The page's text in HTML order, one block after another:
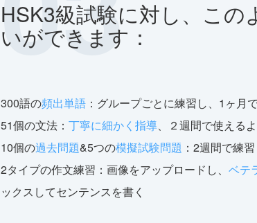
HSK3級試験に対し、この
いができます：
300語の頻出単語 ：グループごとに練習し、1ヶ月
51個の文法： 丁寧に細かく指導、２週間で使える
10個の過去問題&5つの模擬試験問題 ：2週間で練
2タイプの作文練習：画像をアップロードし、 ベテ
ックスしてセンテンスを書く